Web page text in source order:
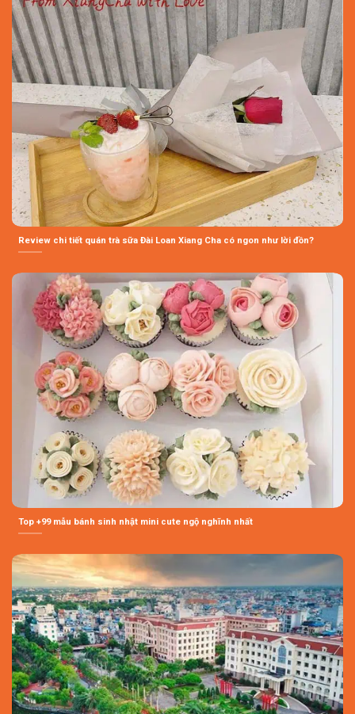
Review chi tiết quán trà sữa Đài Loan Xiang Cha có ngon như lời đồn?
Top +99 mẫu bánh sinh nhật mini cute ngộ nghĩnh nhất